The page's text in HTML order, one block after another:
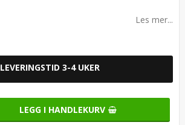
Les mer...
LEVERINGSTID 3-4 UKER
LEGG I HANDLEKURV